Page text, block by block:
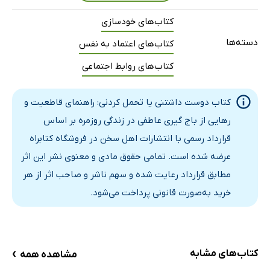
مثال‌ها و داستان‌هایی از خانه، محل کار، مدرسه و رابطه‌ها
نشانه‌های موقعیت باج‌گیری عاطفی و راه‌های عبور
مثال‌های واقعی برای نشانه‌های باج‌گیری عاطفی و راه‌های عبور
فصل 6: تکنیک‌های تبدیل شدن به «تحمل کردنی» کارآمد
چگونه مرزها را شفاف کنیم؟
نقش «بهانه منطقی» در حفظ احترام و سلامت رابطه
فصل 7: خانواده و تربیت؛ دوست‌داشتنی یا تحمل کردنی برای
والدین و فرزندان
مثال‌های بومی از خانه‌های ایرانی
فصل 8: کار و اجتماع؛ حفظ عزت نفس، اجتناب از قربانی شدن
دسته‌ها
کتاب‌های خودسازی
کتاب‌های اعتماد به نفس
کتاب‌های روابط اجتماعی
کتاب دوست داشتنی یا تحمل کردنی: راهنمای قاطعیت و
رهایی از باج گیری عاطفی در زندگی روزمره بر اساس
قرارداد رسمی با انتشارات اهل سخن در فروشگاه کتابراه
عرضه شده است. تمامی حقوق مادی و معنوی نشر این اثر
مطابق قرارداد رعایت شده و سهم ناشر و صاحب اثر از هر
خرید به‌صورت قانونی پرداخت می‌شود.
کتاب‌های مشابه مشاهده همه ›